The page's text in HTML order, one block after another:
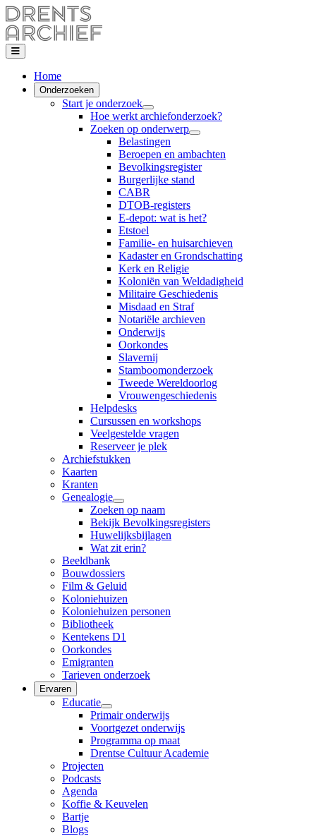
Home
Onderzoeken
Start je onderzoek
Hoe werkt archiefonderzoek?
Zoeken op onderwerp
Belastingen
Beroepen en ambachten
Bevolkingsregister
Burgerlijke stand
CABR
DTOB-registers
E-depot: wat is het?
Etstoel
Familie- en huisarchieven
Kadaster en Grondschatting
Kerk en Religie
Koloniën van Weldadigheid
Militaire Geschiedenis
Misdaad en Straf
Notariële archieven
Onderwijs
Oorkondes
Slavernij
Stamboomonderzoek
Tweede Wereldoorlog
Vrouwengeschiedenis
Helpdesks
Cursussen en workshops
Veelgestelde vragen
Reserveer je plek
Archiefstukken
Kaarten
Kranten
Genealogie
Zoeken op naam
Bekijk Bevolkingsregisters
Huwelijksbijlagen
Wat zit erin?
Beeldbank
Bouwdossiers
Film & Geluid
Koloniehuizen
Koloniehuizen personen
Bibliotheek
Kentekens D1
Oorkondes
Emigranten
Tarieven onderzoek
Ervaren
Educatie
Primair onderwijs
Voortgezet onderwijs
Programma op maat
Drentse Cultuur Academie
Projecten
Podcasts
Agenda
Koffie & Keuvelen
Bartje
Blogs